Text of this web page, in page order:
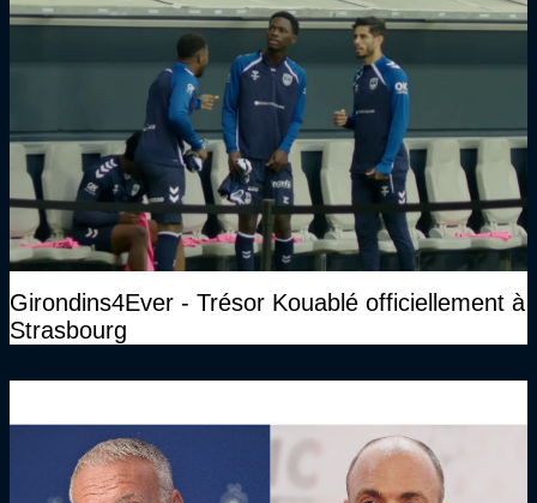
Girondins4Ever - Trésor Kouablé officiellement à
Strasbourg